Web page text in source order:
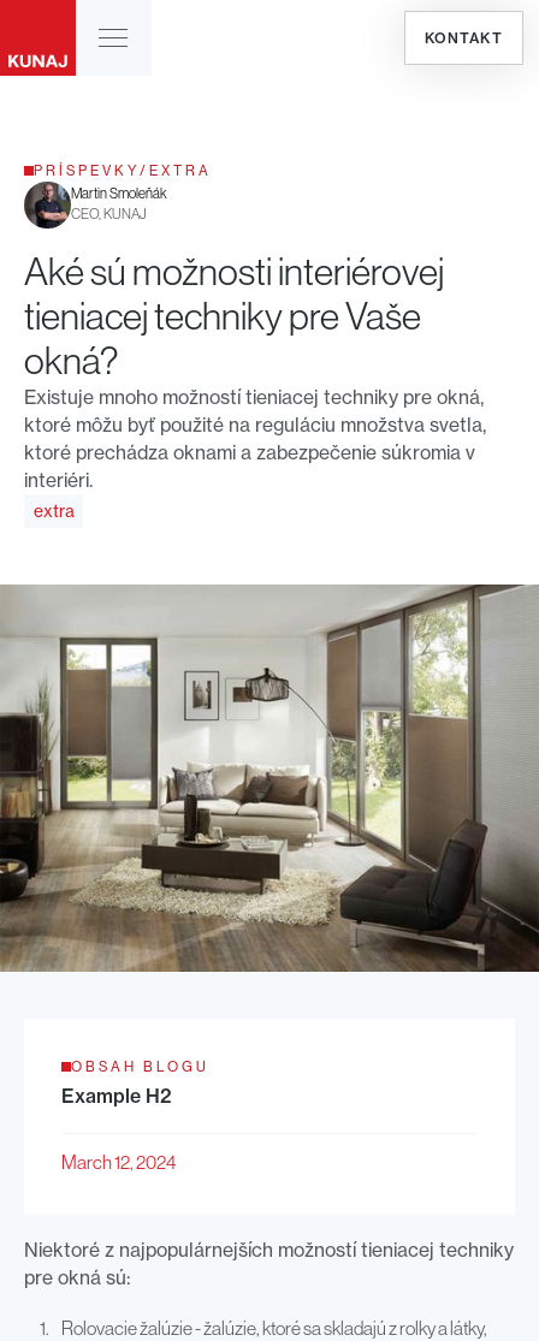
KONTAKT
PRÍSPEVKY / EXTRA
Martin Smoleňák
CEO, KUNAJ
Aké sú možnosti interiérovej
tieniacej techniky pre Vaše
okná?
Existuje mnoho možností tieniacej techniky pre okná,
ktoré môžu byť použité na reguláciu množstva svetla,
ktoré prechádza oknami a zabezpečenie súkromia v
interiéri.
extra
OBSAH BLOGU
Example H2
March 12, 2024
Niektoré z najpopulárnejších možností tieniacej techniky
pre okná sú:
Rolovacie žalúzie - žalúzie, ktoré sa skladajú z rolky a látky,